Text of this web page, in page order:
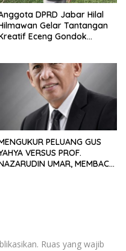
DPRD Jabar Hilal
Gelar Tantangan
Eceng Gondok
PELUANG GUS
VERSUS PROF.
UMAR, MEMBACA
Ruas yang wajib